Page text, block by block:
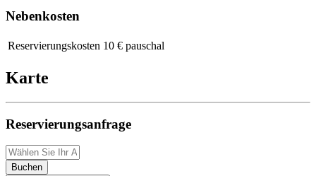
Nebenkosten
Reservierungskosten 10 € pauschal
Karte
Reservierungsanfrage
Buchen